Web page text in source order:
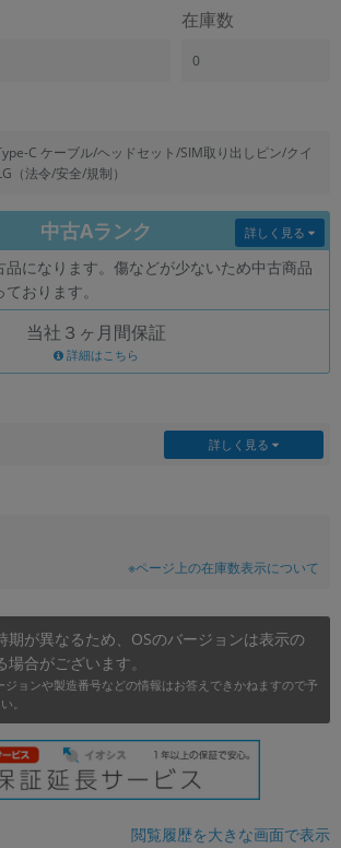
在庫数
0
C ケーブル/ヘッドセット/SIM取り出しピン/クイ
（法令/安全/規制）
中古Aランク
になります。傷などが少ないため中古商品
おります。
詳しく見る
当社３ヶ月間保証
詳細はこちら
詳しく見る
※ページ上の在庫数表示について
期が異なるため、OSのバージョンは表示の
場合がございます。
ジョンや製造番号などの情報はお答えできかねますので予
。
閲覧履歴を大きな画面で表示
ど
円 ～
年 月 から
月 まで